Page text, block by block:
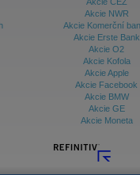
Akcie NWR
Akcie Komerční
Akcie Erste Bank
Akcie O2
Akcie Kofola
Akcie Apple
Akcie Facebook
Akcie BMW
Akcie GE
Akcie Moneta